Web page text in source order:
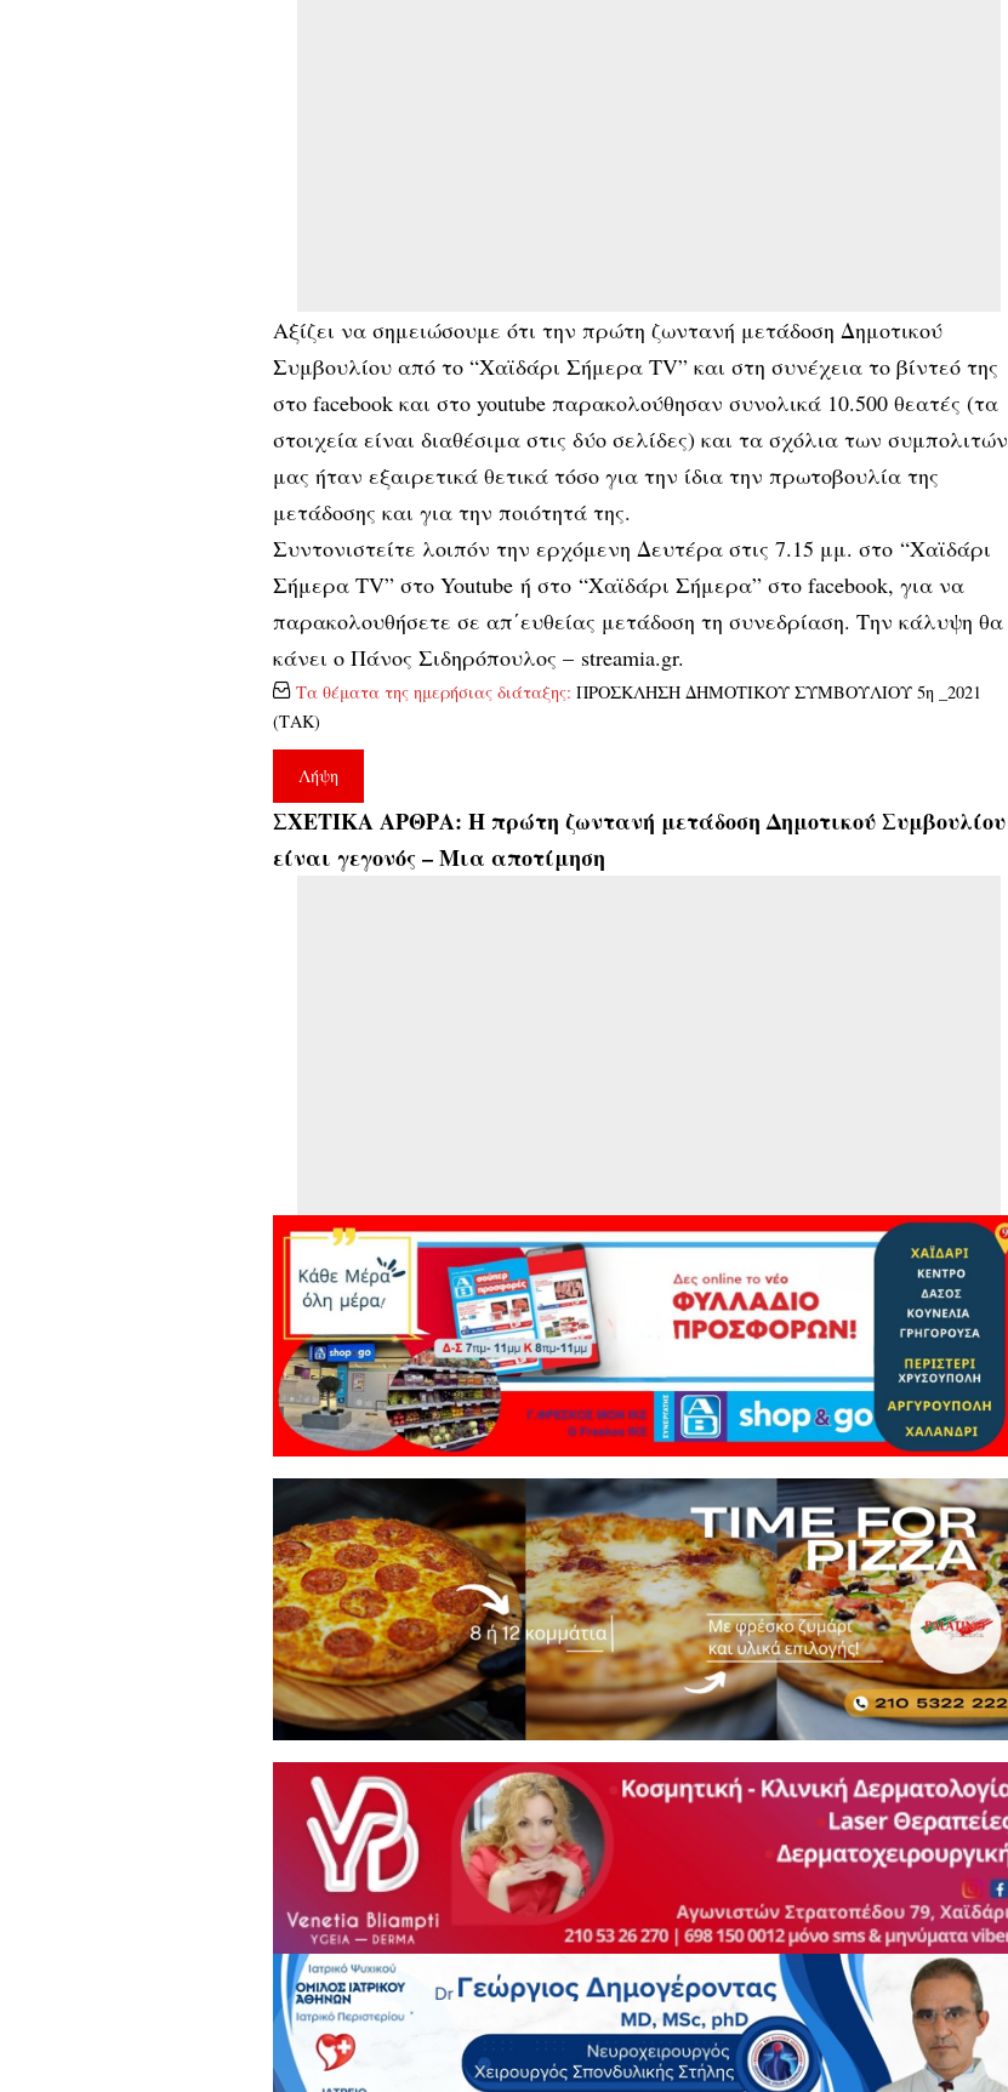
Αξίζει να σημειώσουμε ότι την πρώτη ζωντανή μετάδοση Δημοτικού
Συμβουλίου από το “Χαϊδάρι Σήμερα TV” και στη συνέχεια το βίντεό της
στο facebook και στο youtube παρακολούθησαν συνολικά 10.500 θεατές (τα
στοιχεία είναι διαθέσιμα στις δύο σελίδες) και τα σχόλια των συμπολιτών
μας ήταν εξαιρετικά θετικά τόσο για την ίδια την πρωτοβουλία της
μετάδοσης και για την ποιότητά της.
Συντονιστείτε λοιπόν την ερχόμενη Δευτέρα στις 7.15 μμ. στο “Χαϊδάρι
Σήμερα TV” στο Youtube ή στο “Χαϊδάρι Σήμερα” στο facebook, για να
παρακολουθήσετε σε απ΄ευθείας μετάδοση τη συνεδρίαση. Την κάλυψη θα
κάνει ο Πάνος Σιδηρόπουλος – streamia.gr.
Τα θέματα της ημερήσιας διάταξης: ΠΡΟΣΚΛΗΣΗ ΔΗΜΟΤΙΚΟΥ ΣΥΜΒΟΥΛΙΟΥ 5η _2021
(ΤΑΚ)
Λήψη
ΣΧΕΤΙΚΑ ΑΡΘΡΑ: Η πρώτη ζωντανή μετάδοση Δημοτικού Συμβουλίου
είναι γεγονός – Μια αποτίμηση